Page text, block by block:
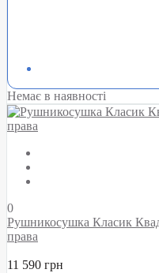
Немає в наявності
0
Рушникосушка Класик
права
11 590 грн